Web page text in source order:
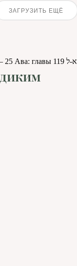
ЗАГРУЗИТЬ ЕЩЁ
Теилим на сегодня – 25 Ава: главы 119 א-ל